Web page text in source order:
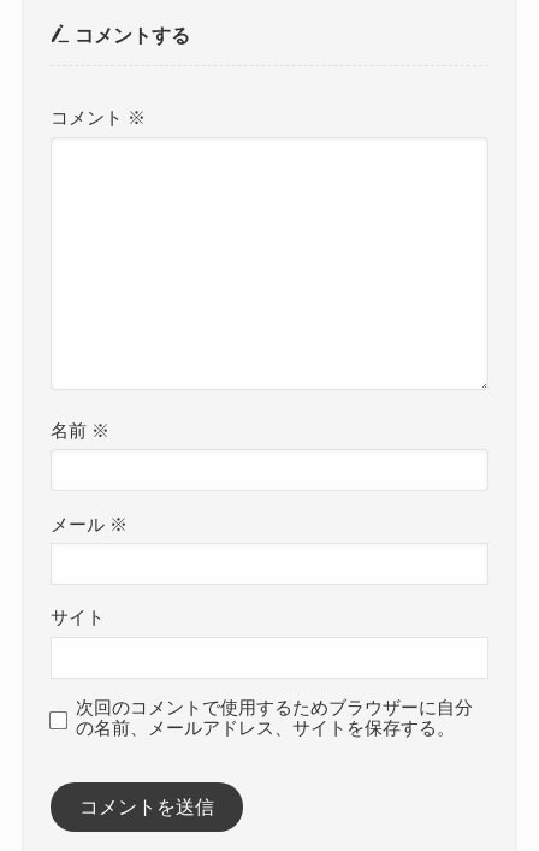
コメントする
コメント ※
名前 ※
メール ※
サイト
次回のコメントで使用するためブラウザーに自分
の名前、メールアドレス、サイトを保存する。